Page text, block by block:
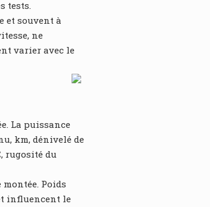
tests.
et souvent à
ne
varier avec le
La puissance
km, dénivelé de
rugosité du
Poids
influencent le